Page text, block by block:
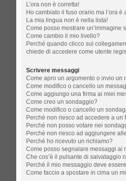
L’ora non è corretta!
Ho cambiato il fuso orario ma l’ora è
La mia lingua non è nella lista!
Come posso mostrare un’immagine
Come cambio il mio livello?
Perché quando clicco sul
chiede di accedere come utente
Scrivere messaggi
Come apro un argomento o invio un
Come modifico o cancello un
Come aggiungo una firma ai miei
Come creo un sondaggio?
Come modifico o cancello un
Perché non riesco ad accedere a un
Perché non posso votare nei
Perché non riesco ad aggiungere
Perché ho ricevuto un richiamo?
Come posso segnalare messaggi ai
Che cos’è il pulsante di salvataggio
Perché il mio messaggio deve
Come faccio a spostare in cima un